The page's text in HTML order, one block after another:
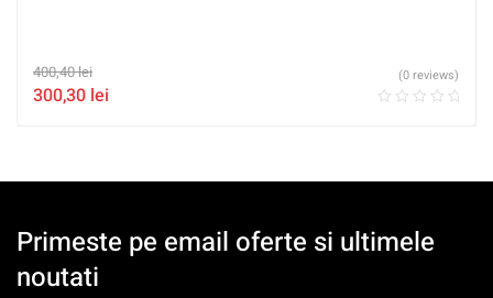
400,40lei
300,30 lei
(0 reviews)
Primeste pe email oferte si ultimele
noutati